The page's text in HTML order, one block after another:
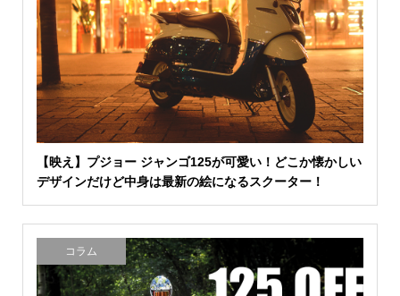
【映え】プジョー ジャンゴ125が可愛い！どこか懐かしい
デザインだけど中身は最新の絵になるスクーター！
コラム